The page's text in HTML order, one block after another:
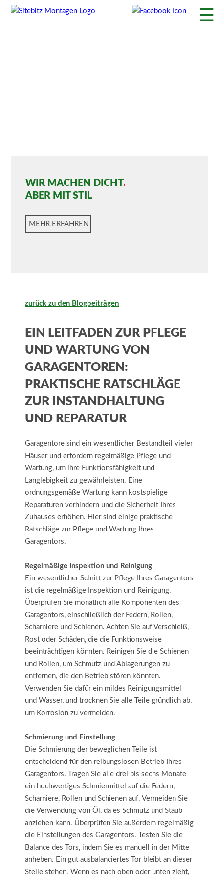
☰
WIR MACHEN DICHT.
ABER MIT STIL
MEHR ERFAHREN
zurück zu den Blogbeiträgen
EIN LEITFADEN ZUR PFLEGE
UND WARTUNG VON
GARAGENTOREN:
PRAKTISCHE RATSCHLÄGE
ZUR INSTANDHALTUNG
UND REPARATUR
Garagentore sind ein wesentlicher Bestandteil vieler
Häuser und erfordern regelmäßige Pflege und
Wartung, um ihre Funktionsfähigkeit und
Langlebigkeit zu gewährleisten. Eine
ordnungsgemäße Wartung kann kostspielige
Reparaturen verhindern und die Sicherheit Ihres
Zuhauses erhöhen. Hier sind einige praktische
Ratschläge zur Pflege und Wartung Ihres
Garagentors.
Regelmäßige Inspektion und Reinigung
Ein wesentlicher Schritt zur Pflege Ihres Garagentors
ist die regelmäßige Inspektion und Reinigung.
Überprüfen Sie monatlich alle Komponenten des
Garagentors, einschließlich der Federn, Rollen,
Scharniere und Schienen. Achten Sie auf Verschleiß,
Rost oder Schäden, die die Funktionsweise
beeinträchtigen könnten. Reinigen Sie die Schienen
und Rollen, um Schmutz und Ablagerungen zu
entfernen, die den Betrieb stören könnten.
Verwenden Sie dafür ein mildes Reinigungsmittel
und Wasser, und trocknen Sie alle Teile gründlich ab,
um Korrosion zu vermeiden.
Schmierung und Einstellung
Die Schmierung der beweglichen Teile ist
entscheidend für den reibungslosen Betrieb Ihres
Garagentors. Tragen Sie alle drei bis sechs Monate
ein hochwertiges Schmiermittel auf die Federn,
Scharniere, Rollen und Schienen auf. Vermeiden Sie
die Verwendung von Öl, da es Schmutz und Staub
anziehen kann. Überprüfen Sie außerdem regelmäßig
die Einstellungen des Garagentors. Testen Sie die
Balance des Tors, indem Sie es manuell in der Mitte
anheben. Ein gut ausbalanciertes Tor bleibt an dieser
Stelle stehen. Wenn es nach oben oder unten zieht,